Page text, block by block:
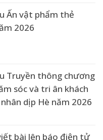
Ấn vật phẩm thẻ
2026
Truyền thông chương
sóc và tri ân khách
dịp Hè năm 2026
bài lên báo điện tử